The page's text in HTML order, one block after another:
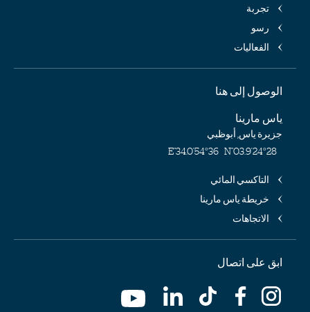
تجربة
رسو
الفعاليات
الوصول إلى هنا
ياس مارينا
جزيرة ياس, أبوظبي
24°28'03.9"N
54°36'34.0"E
التاكسي المائي
خريطة ياس مارينا
الاتجاهات
ابق على اتصال